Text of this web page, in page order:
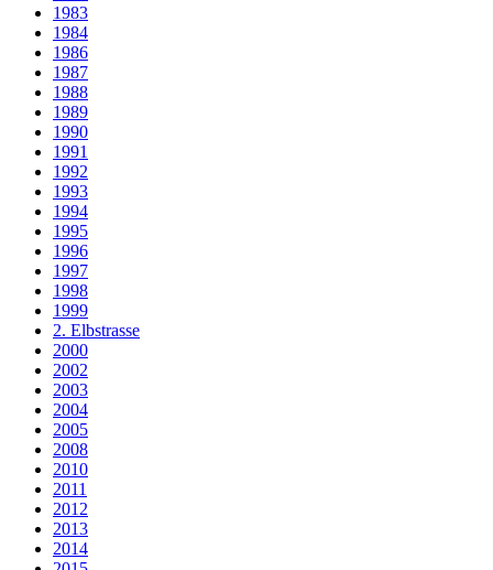
1983
1984
1986
1987
1988
1989
1990
1991
1992
1993
1994
1995
1996
1997
1998
1999
2. Elbstrasse
2000
2002
2003
2004
2005
2008
2010
2011
2012
2013
2014